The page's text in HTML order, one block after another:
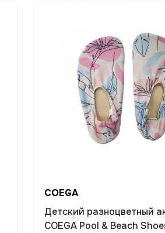
COEGA
Детский разноцветный
COEGA Pool & Beach